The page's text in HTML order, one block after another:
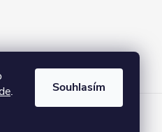
. Souhlasím